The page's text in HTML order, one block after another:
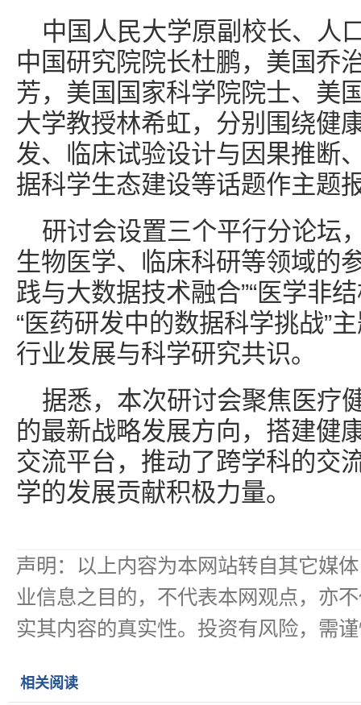
中国人民大学原副校长、人
中国研究院院长杜鹏，美国乔
芳，美国国家科学院院士、美
大学教授林希虹，分别围绕健
发、临床试验设计与因果推断
据科学生态建设等话题作主题
研讨会设置三个平行分论坛
生物医学、临床科研等领域的
践与大数据技术融合”“医学非
“医药研发中的数据科学挑战”
行业发展与科学研究共识。
据悉，本次研讨会聚焦医疗
的最新战略发展方向，搭建健
交流平台，推动了跨学科的交
学的发展贡献积极力量。
声明：以上内容为本网站转自其它媒
业信息之目的，不代表本网观点，亦
实其内容的真实性。投资有风险，需
相关阅读